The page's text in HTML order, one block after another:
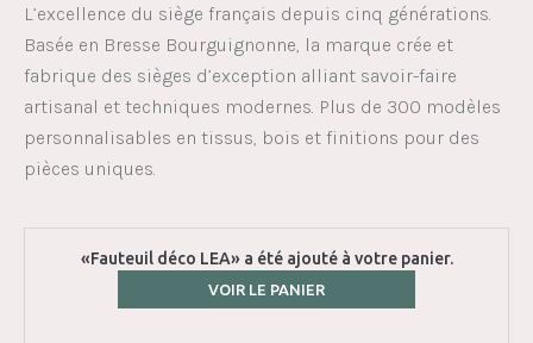
L’excellence du siège français depuis cinq générations.
Basée en Bresse Bourguignonne, la marque crée et
fabrique des sièges d’exception alliant savoir-faire
artisanal et techniques modernes. Plus de 300 modèles
personnalisables en tissus, bois et finitions pour des
pièces uniques.
«Fauteuil déco LEA» a été ajouté à votre panier.
VOIR LE PANIER